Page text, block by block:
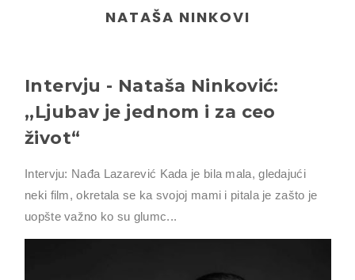
NATAŠA NINKOVI
Intervju - Nataša Ninković:
,,Ljubav je jednom i za ceo
život“
Intervju: Nađa Lazarević Kada je bila mala, gledajući
neki film, okretala se ka svojoj mami i pitala je zašto je
uopšte važno ko su glumc...